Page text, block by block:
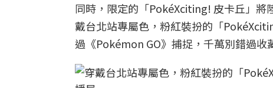
同時，限定的「PokéXciting! 皮卡丘」將
戴台北站專屬色，粉紅裝扮的「
過《Pokémon GO》捕捉，千萬別錯過收